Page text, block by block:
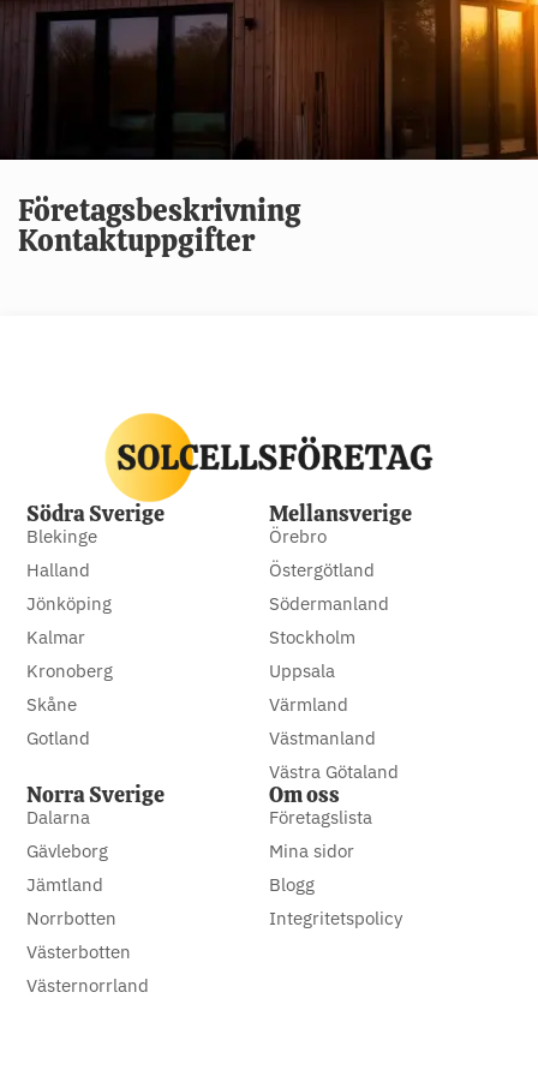
Företagsbeskrivning
Kontaktuppgifter
Södra Sverige
Blekinge
Halland
Jönköping
Kalmar
Kronoberg
Skåne
Gotland
Mellansverige
Örebro
Östergötland
Södermanland
Stockholm
Uppsala
Värmland
Västmanland
Västra Götaland
Norra Sverige
Dalarna
Gävleborg
Jämtland
Norrbotten
Västerbotten
Västernorrland
Om oss
Företagslista
Mina sidor
Blogg
Integritetspolicy